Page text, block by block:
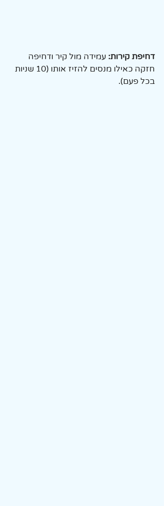
דחיפת קירות: עמידה מול קיר ודחיפה
חזקה כאילו מנסים להזיז אותו (10 שניות
בכל פעם).